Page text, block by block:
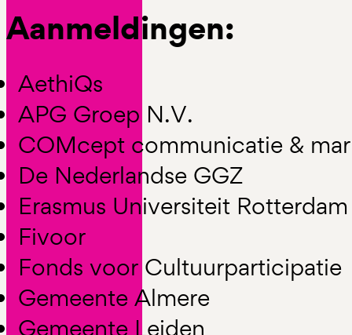
Aanmeldingen:
AethiQs
APG Groep N.V.
COMcept communicatie &
De Nederlandse GGZ
Erasmus Universiteit Rotterdam
Fivoor
Fonds voor Cultuurparticipatie
Gemeente Almere
Gemeente Leiden